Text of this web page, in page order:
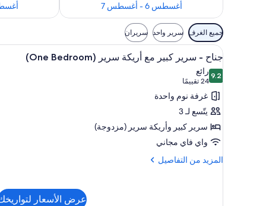
أغسطس 6 - أغسطس 7
أغسطس 7
عوامل
التصفية
المتاحة
للغرف
جميع الغرف سرير واحد سريران
استعراض
جميع
صور
جناح
-
سرير
كبير
مع
أريكة
مكتب ومساحة عمل للكمبيوتر
8
جناح - سرير كبير مع أريكة سرير (One Bedroom)
9.29.2 من 10
رائع
24 تقييمًا
(24
تقييمًا)
غرفة نوم واحدة
يتّسع لـ 3
سرير كبير‫‬ وأريكة سرير (مزدوجة)
واي فاي مجاني
المزيد من التفاصيل
المزيد
عرض الأسعار